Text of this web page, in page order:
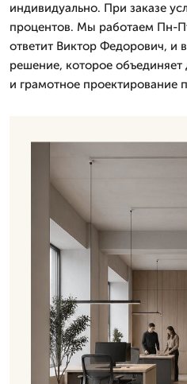
индивидуально. При заказе
процентов. Мы работаем Пн-
ответит Виктор Федорович, и
решение, которое
и грамотное проектирование